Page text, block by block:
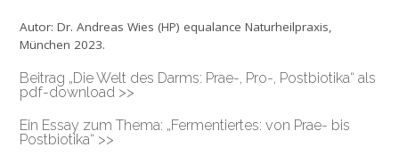
Autor: Dr. Andreas Wies (HP) equalance Naturheilpraxis,
München 2023.
Beitrag „Die Welt des Darms: Prae-, Pro-, Postbiotika“ als
pdf-download >>
Ein Essay zum Thema: „Fermentiertes: von Prae- bis
Postbiotika“ >>